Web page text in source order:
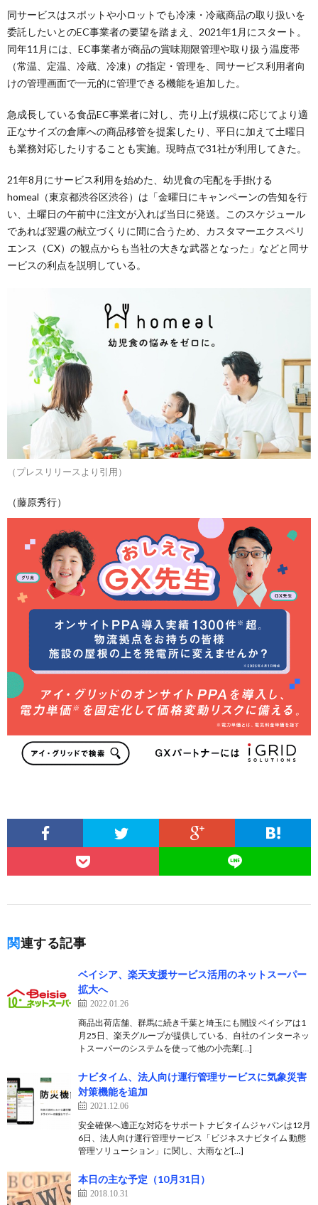
同サービスはスポットや小ロットでも冷凍・冷蔵商品の取り扱いを
委託したいとのEC事業者の要望を踏まえ、2021年1月にスタート。
同年11月には、EC事業者が商品の賞味期限管理や取り扱う温度帯
（常温、定温、冷蔵、冷凍）の指定・管理を、同サービス利用者向
けの管理画面で一元的に管理できる機能を追加した。
急成長している食品EC事業者に対し、売り上げ規模に応じてより適
正なサイズの倉庫への商品移管を提案したり、平日に加えて土曜日
も業務対応したりすることも実施。現時点で31社が利用してきた。
21年8月にサービス利用を始めた、幼児食の宅配を手掛ける
homeal（東京都渋谷区渋谷）は「金曜日にキャンペーンの告知を行
い、土曜日の午前中に注文が入れば当日に発送。このスケジュール
であれば翌週の献立づくりに間に合うため、カスタマーエクスペリ
エンス（CX）の観点からも当社の大きな武器となった」などと同サ
ービスの利点を説明している。
（プレスリリースより引用）
（藤原秀行）
関連する記事
ベイシア、楽天支援サービス活用のネットスーパー
拡大へ
2022.01.26
商品出荷店舗、群馬に続き千葉と埼玉にも開設 ベイシアは1
月25日、楽天グループが提供している、自社のインターネッ
トスーパーのシステムを使って他の小売業[…]
ナビタイム、法人向け運行管理サービスに気象災害
対策機能を追加
2021.12.06
安全確保へ適正な対応をサポート ナビタイムジャパンは12月
6日、法人向け運行管理サービス「ビジネスナビタイム 動態
管理ソリューション」に関し、大雨など[…]
本日の主な予定（10月31日）
2018.10.31